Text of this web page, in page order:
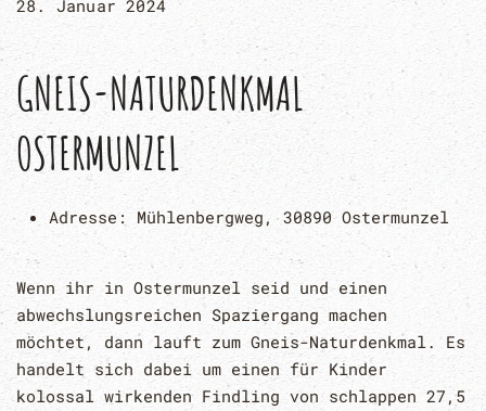
28. Januar 2024
GNEIS-NATURDENKMAL
OSTERMUNZEL
Adresse: Mühlenbergweg, 30890 Ostermunzel
Wenn ihr in Ostermunzel seid und einen
abwechslungsreichen Spaziergang machen
möchtet, dann lauft zum Gneis-Naturdenkmal. Es
handelt sich dabei um einen für Kinder
kolossal wirkenden Findling von schlappen 27,5